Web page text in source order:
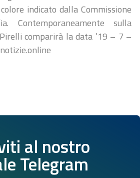
indicato dalla Commissione
Contemporaneamente sulla
comparirà la data ’19 – 7 –
al nostro
Telegram